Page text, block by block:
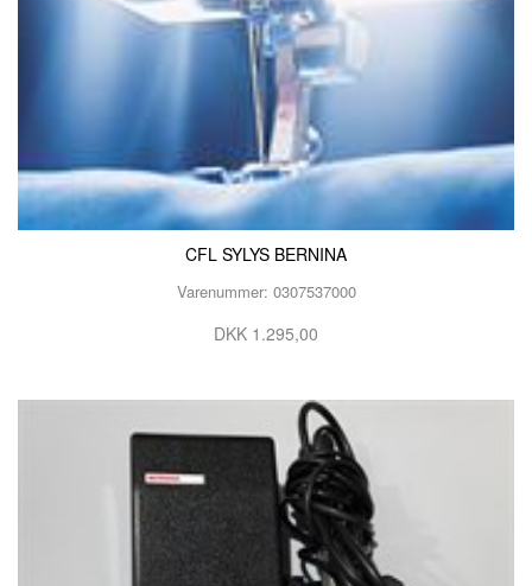
CFL SYLYS BERNINA
Varenummer: 0307537000
DKK 1.295,00